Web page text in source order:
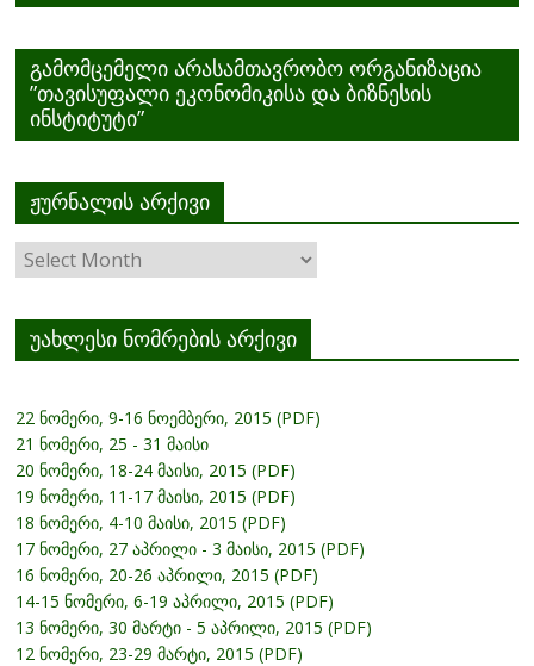
გამომცემელი არასამთავრობო ორგანიზაცია
”თავისუფალი ეკონომიკისა და ბიზნესის
ინსტიტუტი”
ჟურნალის არქივი
ჟურნალის
არქივი
უახლესი ნომრების არქივი
22 ნომერი, 9-16 ნოემბერი, 2015 (PDF)
21 ნომერი, 25 - 31 მაისი
20 ნომერი, 18-24 მაისი, 2015 (PDF)
19 ნომერი, 11-17 მაისი, 2015 (PDF)
18 ნომერი, 4-10 მაისი, 2015 (PDF)
17 ნომერი, 27 აპრილი - 3 მაისი, 2015 (PDF)
16 ნომერი, 20-26 აპრილი, 2015 (PDF)
14-15 ნომერი, 6-19 აპრილი, 2015 (PDF)
13 ნომერი, 30 მარტი - 5 აპრილი, 2015 (PDF)
12 ნომერი, 23-29 მარტი, 2015 (PDF)